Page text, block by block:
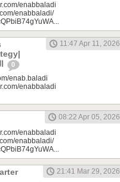
enabbaladi
enabbaladi/
0
11:47 Apr 11, 2026
enab.baladi
enabbaladi
08:22 Apr 05, 2026
enabbaladi
enabbaladi/
21:41 Mar 29, 2026